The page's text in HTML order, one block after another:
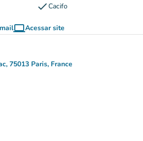
checkCacifo
computerAcessar site
(novo separador)
75013 Paris, France
no Google Maps)
separador)